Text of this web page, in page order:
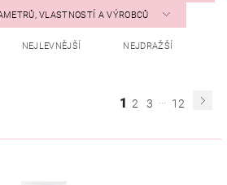
VLASTNOSTÍ A VÝROBCŮ
NEJLEVNĚJŠÍ NEJDRAŽŠÍ
1 2 3 ... 12